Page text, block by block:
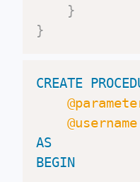
}
}
CREATE
@username
AS
BEGIN